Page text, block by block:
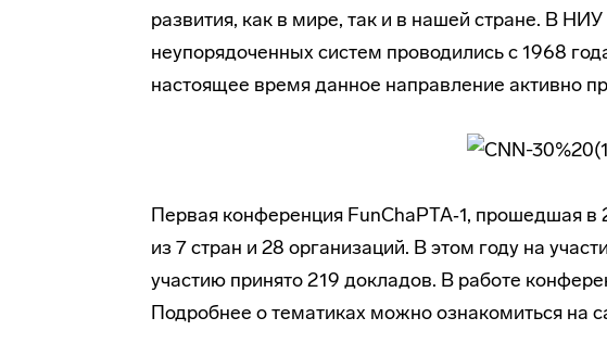
развития, как в мире, так и в нашей стране. В
неупорядоченных систем проводились с 1968
настоящее время данное направление активно
Первая конференция FunChaPTA‑1, прошедшая в
из 7 стран и 28 организаций. В этом году на
участию принято 219 докладов. В работе
Подробнее о тематиках можно ознакомиться на